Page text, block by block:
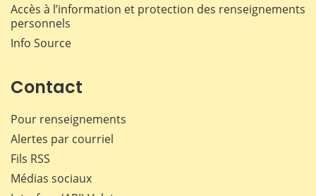
Accès à l’information et protection des renseignements
personnels
Info Source
Contact
Pour renseignements
Alertes par courriel
Fils RSS
Médias sociaux